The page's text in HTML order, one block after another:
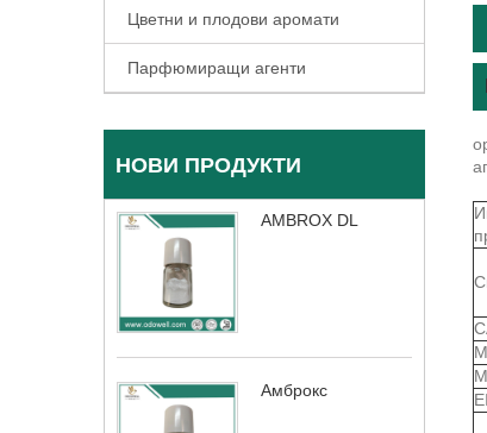
Цветни и плодови аромати
Парфюмиращи агенти
НОВИ ПРОДУКТИ
AMBROX DL
Амброкс